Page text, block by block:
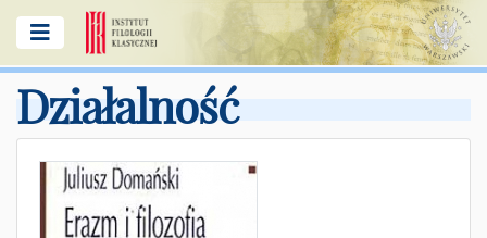
Działalność